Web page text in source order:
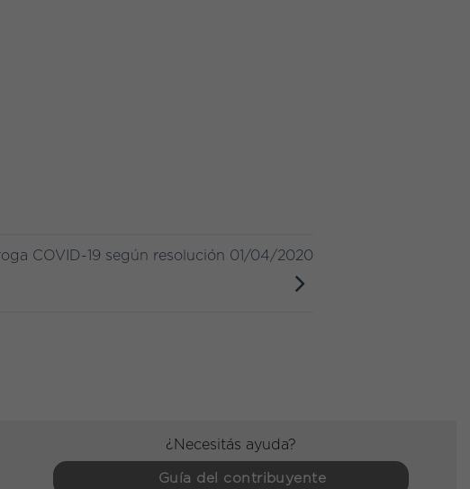
COVID-19 según resolución 01/04/2020
¿Necesitás ayuda?
Guía del contribuyente